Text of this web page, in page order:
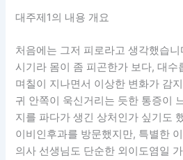
대주제1의 내용 개요
처음에는 그저 피로라고 생각했습
시기라 몸이 좀 피곤한가 보다, 대
며칠이 지나면서 이상한 변화가 감
귀 안쪽이 욱신거리는 듯한 통증이
지를 파다가 생긴 상처인가 싶기도
이비인후과를 방문했지만, 특별한
의사 선생님도 단순한 외이도염일